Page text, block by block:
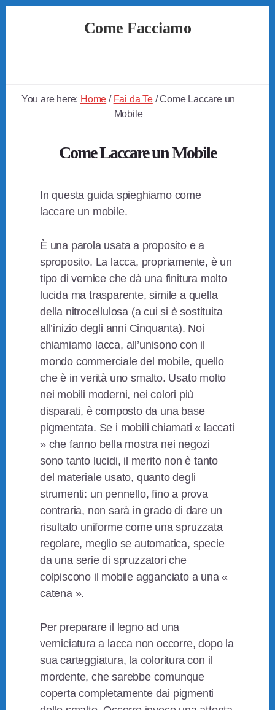
Come Facciamo
Quotidiani
You are here: Home / Fai da Te /Come Laccare un
Mobile
Come Laccare un Mobile
In questa guida spieghiamo come
laccare un mobile.
È una parola usata a proposito e a
sproposito. La lacca, propriamente, è un
tipo di vernice che dà una finitura molto
lucida ma trasparente, simile a quella
della nitrocellulosa (a cui si è sostituita
all’inizio degli anni Cinquanta). Noi
chiamiamo lacca, all’unisono con il
mondo commerciale del mobile, quello
che è in verità uno smalto. Usato molto
nei mobili moderni, nei colori più
disparati, è composto da una base
pigmentata. Se i mobili chiamati « laccati
» che fanno bella mostra nei negozi
sono tanto lucidi, il merito non è tanto
del materiale usato, quanto degli
strumenti: un pennello, fino a prova
contraria, non sarà in grado di dare un
risultato uniforme come una spruzzata
regolare, meglio se automatica, specie
da una serie di spruzzatori che
colpiscono il mobile agganciato a una «
catena ».
Per preparare il legno ad una
verniciatura a lacca non occorre, dopo la
sua carteggiatura, la coloritura con il
mordente, che sarebbe comunque
coperta completamente dai pigmenti